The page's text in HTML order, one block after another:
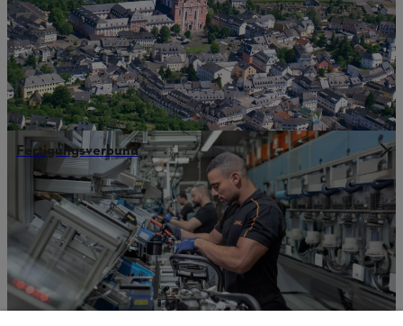
Fertigungsverbund